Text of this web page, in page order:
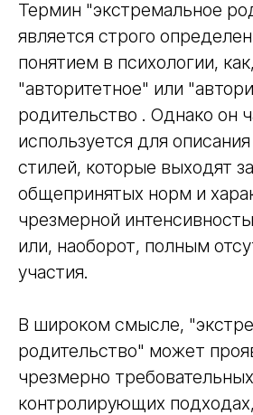
Термин "экстремальное
является строго
понятием в психологии,
"авторитетное" или
родительство . Однако он
используется для
стилей, которые выходят
общепринятых норм и
чрезмерной
или, наоборот, полным
участия.
В широком смысле,
родительство" может
чрезмерно
контролирующих